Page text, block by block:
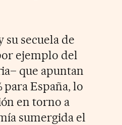
su secuela de
ejemplo del
que apuntan
España, lo
en torno a
sumergida el